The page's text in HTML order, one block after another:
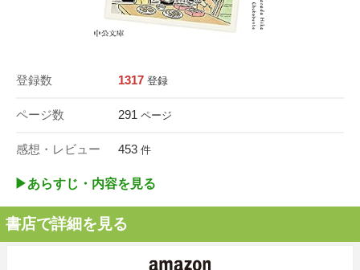
登録数 1317 登録
ページ数 291 ページ
感想・レビュー 453 件
▶︎あらすじ・内容を見る
書店で詳細を見る